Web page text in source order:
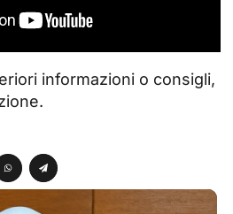
informazioni o consigli,